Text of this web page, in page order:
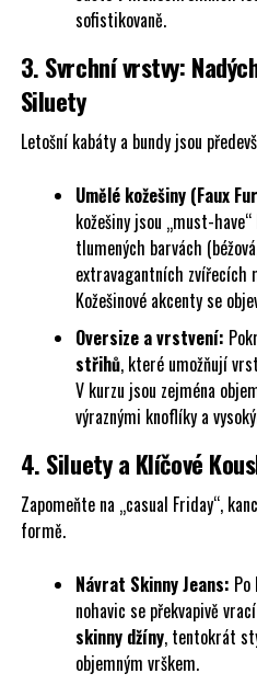
sofistikovaně.
3. Svrchní vrstvy:
Siluety
Letošní kabáty a bundy jsou
Umělé kožešiny (Faux
kožešiny jsou „must-
tlumených barvách
extravagantních zvířecích
Kožešinové akcenty se
Oversize a vrstvení:
střihů, které umožňují
V kurzu jsou zejména
výraznými knoflíky a
4. Siluety a Klíčové
Zapomeňte na „casual Friday“,
formě.
Návrat Skinny Jeans:
nohavic se překvapivě
skinny džíny, tentokrát
objemným vrškem.